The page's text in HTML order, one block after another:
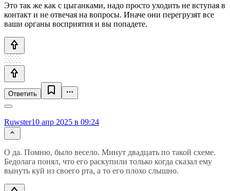
Это так же как с цыганками, надо просто уходить не вступая в
контакт и не отвечая на вопросы. Иначе они перегрузят все
ваши органы восприятия и вы попадете.
Ответить
Ruwster10 апр 2025 в 09:24
О да. Помню, было весело. Минут двадцать по такой схеме.
Бедолага понял, что его раскупили только когда сказал ему
вынуть куй из своего рта, а то его плохо слышно.